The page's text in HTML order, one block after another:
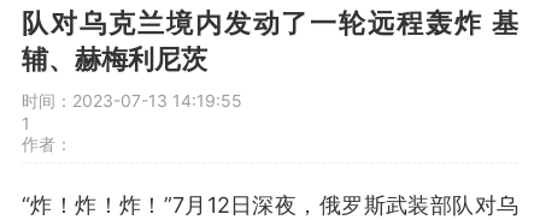
队对乌克兰境内发动了一轮远程轰炸 基
辅、赫梅利尼茨
时间：2023-07-13 14:19:55
1
作者：
“炸！炸！炸！”7月12日深夜，俄罗斯武装部队对乌